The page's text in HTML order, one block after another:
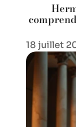
18 juillet